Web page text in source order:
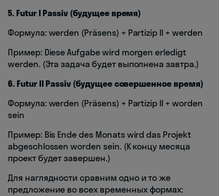
5. Futur I Passiv (будущее время)
Формула: werden (Präsens) + Partizip II + werden
Пример: Diese Aufgabe wird morgen erledigt
werden. (Эта задача будет выполнена завтра.)
6. Futur II Passiv (будущее совершенное время)
Формула: werden (Präsens) + Partizip II + worden
sein
Пример: Bis Ende des Monats wird das Projekt
abgeschlossen worden sein. (К концу месяца
проект будет завершен.)
Для наглядности сравним одно и то же
предложение во всех временных формах: